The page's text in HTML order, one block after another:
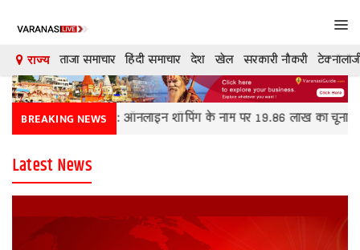
राज्य ताजा समाचार हिंदी समाचार देश खेल सरकारी नौकरी
देश
दुनिया
मनोरंजन
शिक्षा
कारोबार
Dausa News: ऑनलाइन शॉपिंग के नाम पर 19.86 लाख का चूना, महंगे
BREAKING NEWS
Latest News